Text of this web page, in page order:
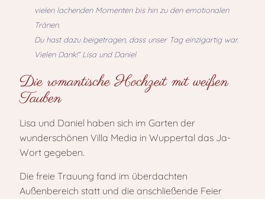
vielen lachenden Momenten bis hin zu den emotionalen
Tränen.
Du hast dazu beigetragen, dass unser Tag einzigartig war.
Vielen Dank!“ Lisa und Daniel
Die romantische Hochzeit mit weißen
Tauben
Lisa und Daniel haben sich im Garten der
wunderschönen Villa Media in Wuppertal das Ja-
Wort gegeben.
Die freie Trauung fand im überdachten
Außenbereich statt und die anschließende Feier